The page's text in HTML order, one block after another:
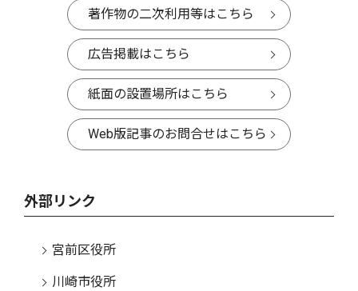
著作物の二次利用等はこちら
広告掲載はこちら
紙面の設置場所はこちら
Web版記事のお問合せはこちら
外部リンク
宮前区役所
川崎市役所